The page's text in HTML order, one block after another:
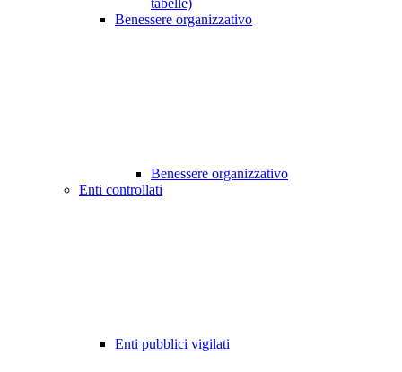
tabelle)
Benessere organizzativo
Benessere organizzativo
Enti controllati
Enti pubblici vigilati